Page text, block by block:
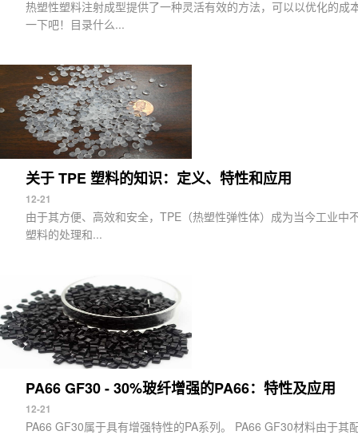
热塑性塑料注射成型提供了一种灵活有效的方法，可以以优化的
一下吧！目录什么...
关于 TPE 塑料的知识：定义、特性和应用
12-21
由于其方便、高效和安全，TPE（热塑性弹性体）成为当今工业
塑料的处理和...
PA66 GF30 - 30%玻纤增强的PA66：特性及应用
12-21
PA66 GF30属于具有增强特性的PA系列。 PA66 GF30材料由于